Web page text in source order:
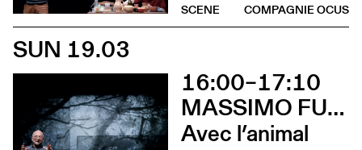
COMPAGNIE OCUS
SCENE
SUN 19.03
16:00–17:10
MASSIMO FURLAN & CLAIRE DE RIBAUPIERRE
Avec l’animal